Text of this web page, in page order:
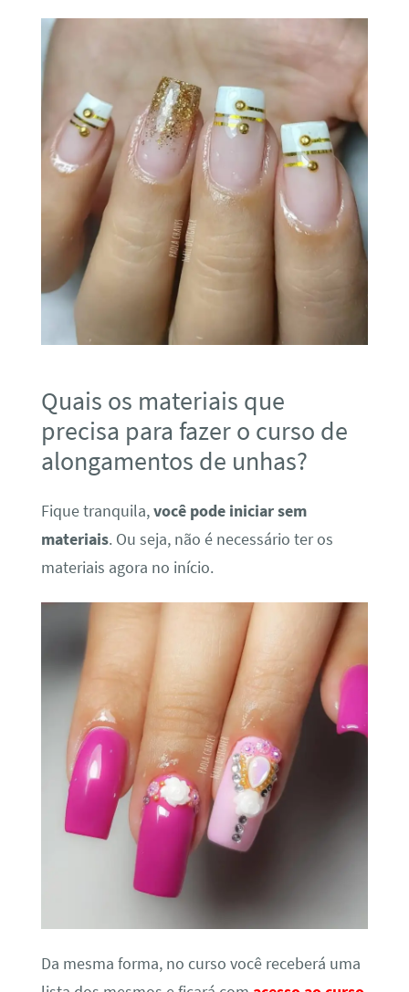
Quais os materiais que
precisa para fazer o curso de
alongamentos de unhas?
Fique tranquila,você pode iniciar sem
materiais. Ou seja, não é necessário ter os
materiais agora no início.
Da mesma forma, no curso você receberá uma